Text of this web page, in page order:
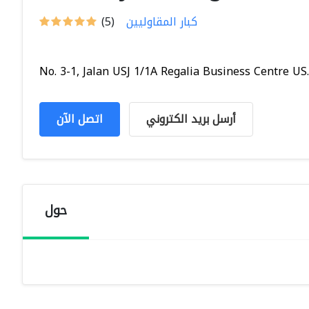
(5) كبار المقاوليين
No. 3-1, Jalan USJ 1/1A Regalia Business Centre
اتصل الآن أرسل بريد الكتروني
حول